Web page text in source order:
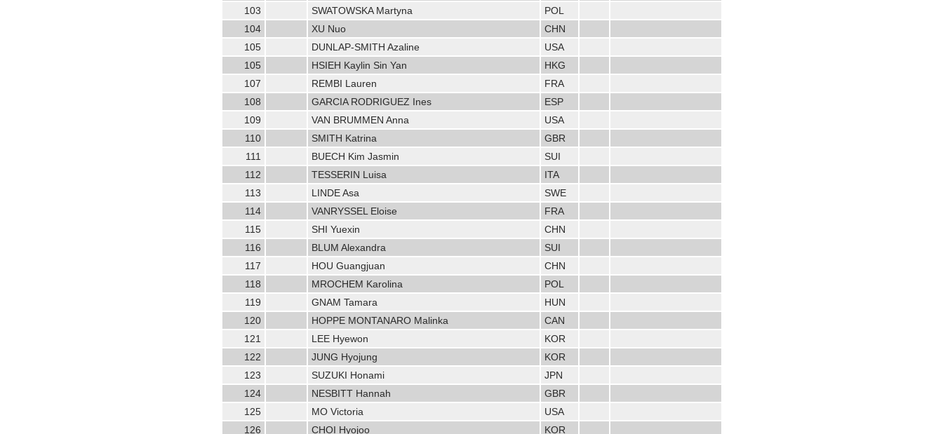
103
SWATOWSKA Martyna
POL
104
XU Nuo
CHN
105
DUNLAP-SMITH Azaline
USA
105
HSIEH Kaylin Sin Yan
HKG
107
REMBI Lauren
FRA
108
GARCIA RODRIGUEZ Ines
ESP
109
VAN BRUMMEN Anna
USA
110
SMITH Katrina
GBR
111
BUECH Kim Jasmin
SUI
112
TESSERIN Luisa
ITA
113
LINDE Asa
SWE
114
VANRYSSEL Eloise
FRA
115
SHI Yuexin
CHN
116
BLUM Alexandra
SUI
117
HOU Guangjuan
CHN
118
MROCHEM Karolina
POL
119
GNAM Tamara
HUN
120
HOPPE MONTANARO Malinka
CAN
121
LEE Hyewon
KOR
122
JUNG Hyojung
KOR
123
SUZUKI Honami
JPN
124
NESBITT Hannah
GBR
125
MO Victoria
USA
126
CHOI Hyojoo KOR